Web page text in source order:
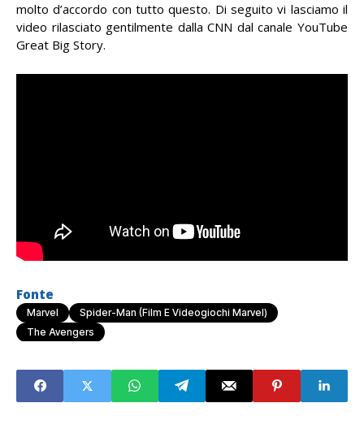
molto d’accordo con tutto questo. Di seguito vi lasciamo il
video rilasciato gentilmente dalla CNN dal canale YouTube
Great Big Story.
Fonte
Marvel
Spider-Man (Film E Videogiochi Marvel)
The Avengers